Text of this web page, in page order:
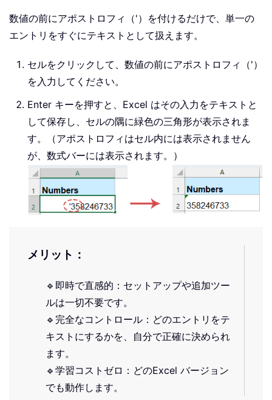
数値の前にアポストロフィ（'）を付けるだけで、単一の
エントリをすぐにテキストとして扱えます。
セルをクリックして、数値の前にアポストロフィ（'）
を入力してください。
Enter キーを押すと、Excel はその入力をテキストと
して保存し、セルの隅に緑色の三角形が表示されま
す。（アポストロフィはセル内には表示されません
が、数式バーには表示されます。）
メリット：
🔹即時で直感的：セットアップや追加ツー
ルは一切不要です。
🔹完全なコントロール：どのエントリをテ
キストにするかを、自分で正確に決められ
ます。
🔹学習コストゼロ：どのExcel バージョン
でも動作します。